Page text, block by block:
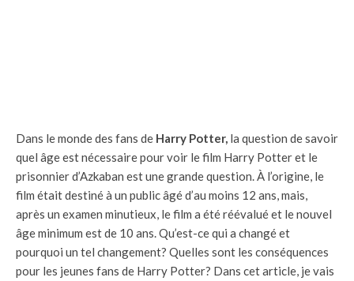
Dans le monde des fans de Harry Potter, la question de savoir
quel âge est nécessaire pour voir le film Harry Potter et le
prisonnier d’Azkaban est une grande question. À l’origine, le
film était destiné à un public âgé d’au moins 12 ans, mais,
après un examen minutieux, le film a été réévalué et le nouvel
âge minimum est de 10 ans. Qu’est-ce qui a changé et
pourquoi un tel changement? Quelles sont les conséquences
pour les jeunes fans de Harry Potter? Dans cet article, je vais